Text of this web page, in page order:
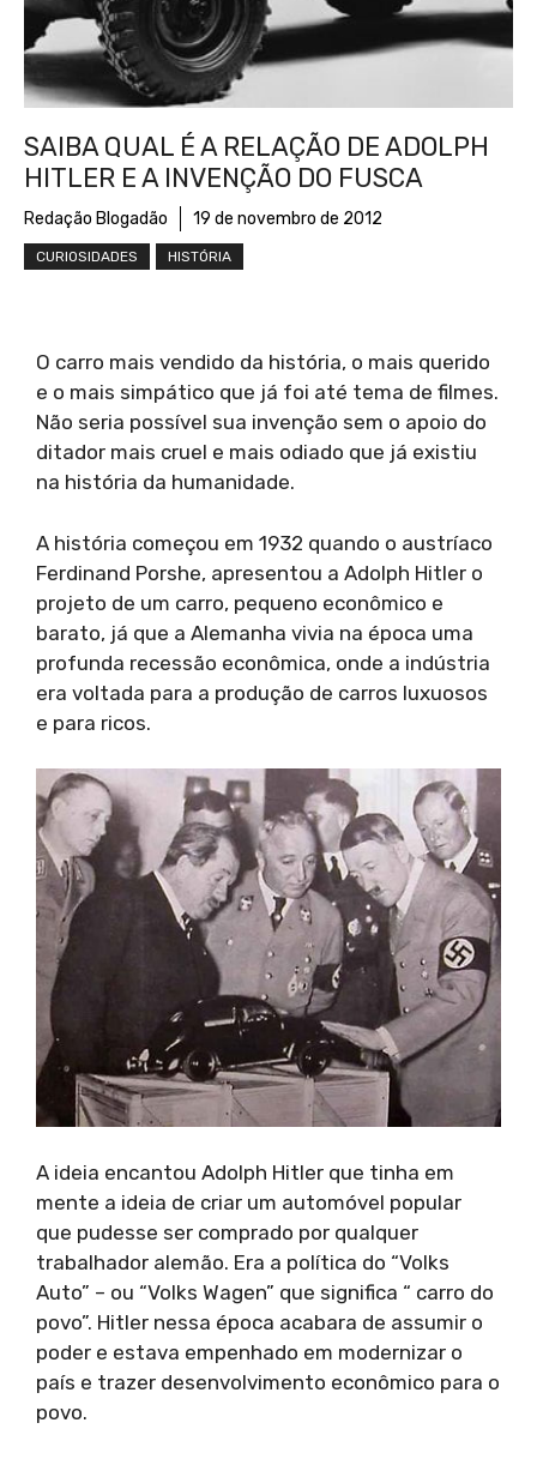
SAIBA QUAL É A RELAÇÃO DE ADOLPH
HITLER E A INVENÇÃO DO FUSCA
Redação Blogadão 19 de novembro de 2012
CURIOSIDADES HISTÓRIA
O carro mais vendido da história, o mais querido
e o mais simpático que já foi até tema de filmes.
Não seria possível sua invenção sem o apoio do
ditador mais cruel e mais odiado que já existiu
na história da humanidade.
A história começou em 1932 quando o austríaco
Ferdinand Porshe, apresentou a Adolph Hitler o
projeto de um carro, pequeno econômico e
barato, já que a Alemanha vivia na época uma
profunda recessão econômica, onde a indústria
era voltada para a produção de carros luxuosos
e para ricos.
A ideia encantou Adolph Hitler que tinha em
mente a ideia de criar um automóvel popular
que pudesse ser comprado por qualquer
trabalhador alemão. Era a política do “Volks
Auto” – ou “Volks Wagen” que significa “ carro do
povo”. Hitler nessa época acabara de assumir o
poder e estava empenhado em modernizar o
país e trazer desenvolvimento econômico para o
povo.